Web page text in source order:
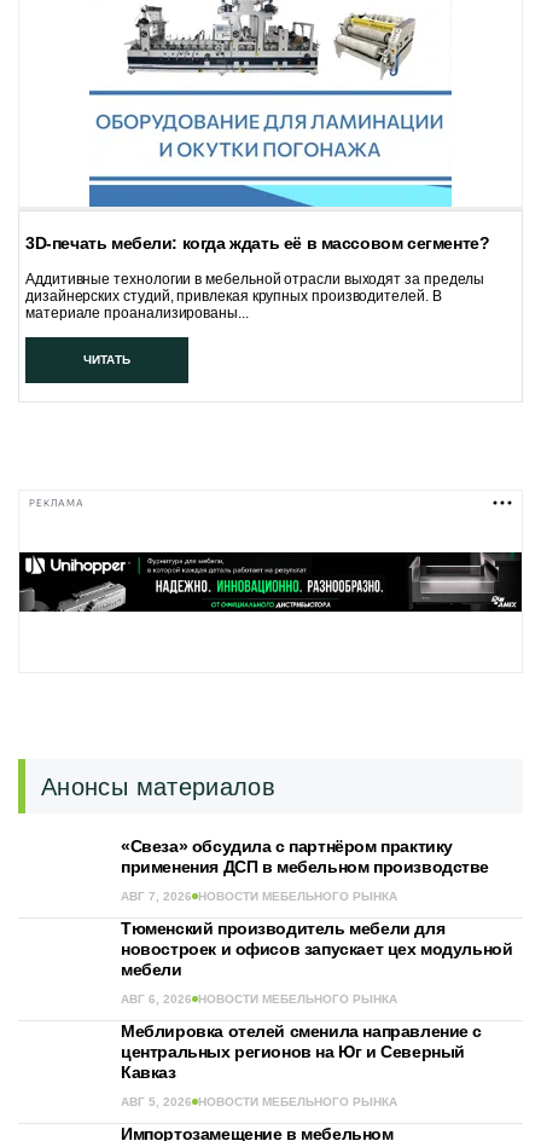
3D-печать мебели: когда ждать её в массовом сегменте?
Аддитивные технологии в мебельной отрасли выходят за пределы
дизайнерских студий, привлекая крупных производителей. В
материале проанализированы...
ЧИТАТЬ
РЕКЛАМА
Анонсы материалов
«Свеза» обсудила с партнёром практику
применения ДСП в мебельном производстве
АВГ 7, 2026 НОВОСТИ МЕБЕЛЬНОГО РЫНКА
Тюменский производитель мебели для
новостроек и офисов запускает цех модульной
мебели
АВГ 6, 2026 НОВОСТИ МЕБЕЛЬНОГО РЫНКА
Меблировка отелей сменила направление с
центральных регионов на Юг и Северный
Кавказ
АВГ 5, 2026 НОВОСТИ МЕБЕЛЬНОГО РЫНКА
Импортозамещение в мебельном